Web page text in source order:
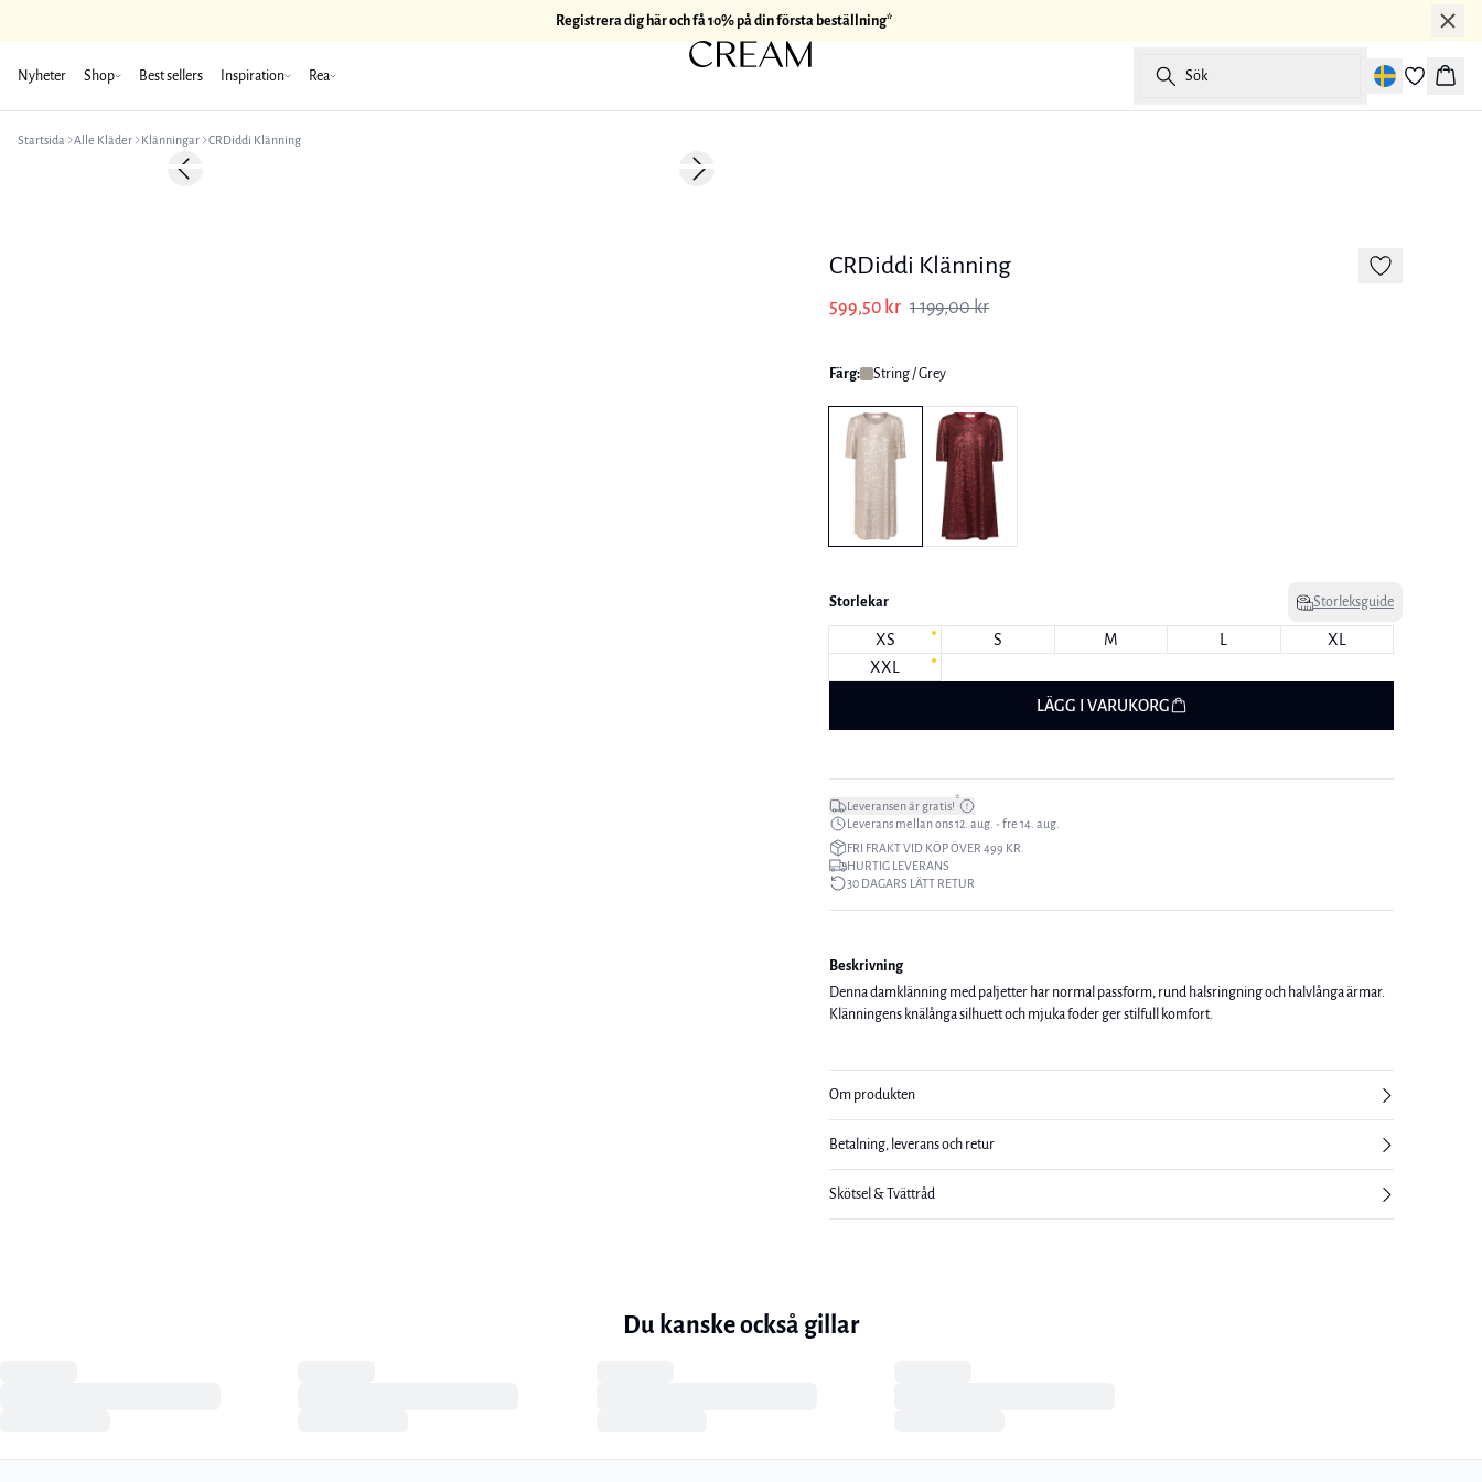
Registrera dig här och få 10% på din första beställning*
Nyheter Shop Best sellers Inspiration Rea Sök
Korg
Startsida Alle Kläder Klänningar CRDiddi Klänning
-50%Previous slide Next slide
CRDiddi Klänning
599,50 kr 1 199,00 kr
Färg: String / Grey
Storlekar Storleksguide
XS S M L
XL
XXL
LÄGG I VARUKORG
Leveransen är gratis!*
Leverans mellan ons 12. aug. - fre 14. aug.
FRI FRAKT VID KÖP ÖVER 499 KR.
HURTIG LEVERANS
30 DAGARS LÄTT RETUR
Beskrivning
Denna damklänning med paljetter har normal passform, rund halsringning och halvlånga ärmar.
Klänningens knälånga silhuett och mjuka foder ger stilfull komfort.
Om produkten
Betalning, leverans och retur
Skötsel & Tvättråd
Du kanske också gillar